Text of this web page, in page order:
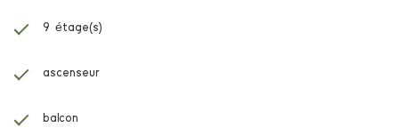
9 étage(s)
ascenseur
balcon